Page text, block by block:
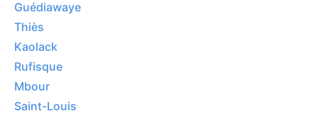
Guédiawaye
Thiès
Kaolack
Rufisque
Mbour
Saint-Louis